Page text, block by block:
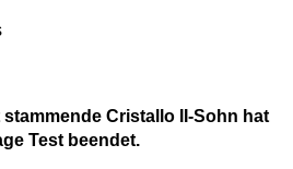
Cristallo II-Sohn hat
Test beendet.